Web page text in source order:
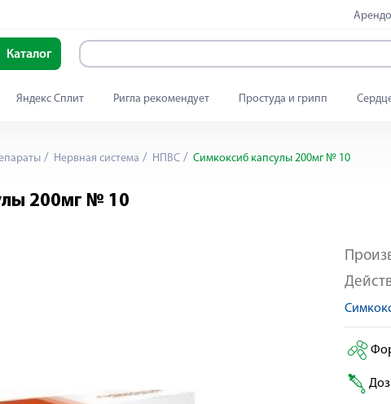
Каталог
Яндекс Сплит Ригла рекомендует Простуда и грипп
Нервная система НПВС Симкоксиб капсулы 200мг № 10
200мг № 10